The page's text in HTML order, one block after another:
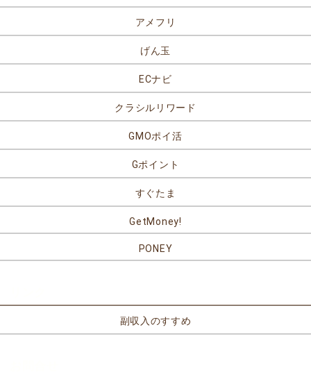
アメフリ
げん玉
ECナビ
クラシルリワード
GMOポイ活
Gポイント
すぐたま
GetMoney!
PONEY
副収入のすすめ